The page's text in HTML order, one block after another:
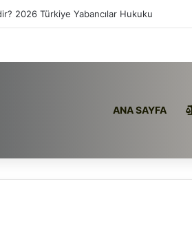
2026 Türkiye Yabancılar Hukuku
ANA SAYFA